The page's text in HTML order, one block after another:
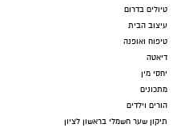
טיולים בדרום
עיצוב הבית
טיפוח ואופנה
דיאטה
יחסי מין
מתכונים
הורים וילדים
תיקון שער חשמלי בראשון לציון